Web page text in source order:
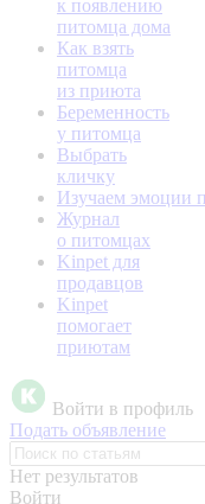
к появлению
питомца дома
Как взять
питомца
из приюта
Беременность
у питомца
Выбрать
кличку
Изучаем эмоции
Журнал
о питомцах
Kinpet для
продавцов
Kinpet
помогает
приютам
Войти в профиль
Подать объявление
Нет результатов
Войти